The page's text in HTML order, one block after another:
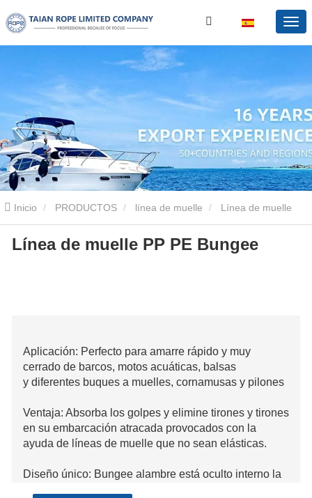
Inicio PRODUCTOS línea de muelle Línea de muelle
Bungee Línea de salario fino pp pe usgee
Línea de muelle PP PE Bungee
Aplicación: Perfecto para amarre rápido y muy
cerrado de barcos, motos acuáticas, balsas
y diferentes buques a muelles, cornamusas y pilones
Ventaja: Absorba los golpes y elimine tirones y tirones
en su embarcación atracada provocados con la
ayuda de líneas de muelle que no sean elásticas.
Diseño único: Bungee alambre está oculto interno la